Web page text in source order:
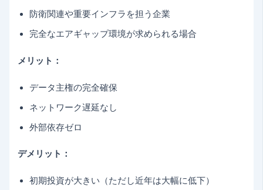
防衛関連や重要インフラを担う企業
完全なエアギャップ環境が求められる場合
メリット：
データ主権の完全確保
ネットワーク遅延なし
外部依存ゼロ
デメリット：
初期投資が大きい（ただし近年は大幅に低下）